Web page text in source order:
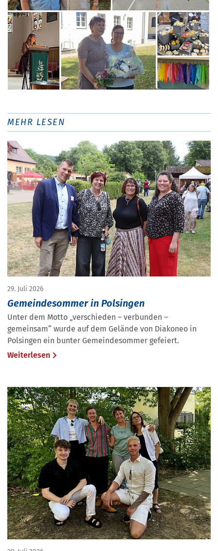
MEHR LESEN
29. Juli 2026
Gemeindesommer in Polsingen
Unter dem Motto „verschieden – verbunden –
gemeinsam“ wurde auf dem Gelände von Diakoneo in
Polsingen ein bunter Gemeindesommer gefeiert.
Weiterlesen